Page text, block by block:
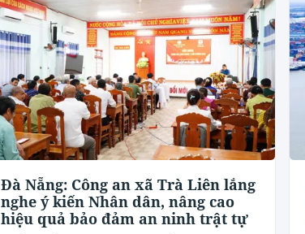
Đà Nẵng: Công an xã Trà Liên lắng
nghe ý kiến Nhân dân, nâng cao
hiệu quả bảo đảm an ninh trật tự